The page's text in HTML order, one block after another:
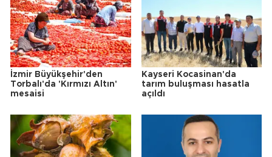
İzmir Büyükşehir'den
Torbalı'da 'Kırmızı Altın'
mesaisi
Kayseri Kocasinan'da
tarım buluşması hasatla
açıldı